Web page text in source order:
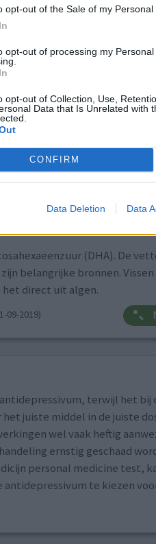
opt-out of the Sale of my Personal
opt-out of processing my
opt-out of Collection, Use,
Data that Is Unrelated with
CONFIRM
Data Deletion Data
MHF-voorzitter Bram
naart artikel
voor de geestelijke
effectief te zijn als een
werden verminderd en
aanwijzingen dat
van ADHD. Wat is
De bekendste zijn het
(DHA). De
belangrijke bronnen. Vissen
het direct uit algen.
09-2019)
terwijl het bij
juiste middel in de juiste
wel vaak heftig
ernstig geschaad
personal medicine test,
te kiezen